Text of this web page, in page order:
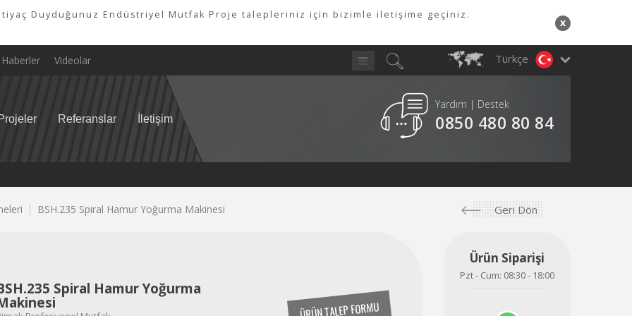
Duyduğunuz Endüstriyel Mutfak Proje talepleriniz için bizimle iletişime geçiniz.
x
Haberler Videolar Türkçe
Referanslar İletişim
Yardım | Destek
0850 480 80 84
BSH.235 Spiral Hamur Yoğurma Makinesi Geri Dön
Spiral Hamur Yoğurma
ÜRÜN TALEP FORMU
Ürün Siparişi
Pzt - Cum: 08:30 - 18:00